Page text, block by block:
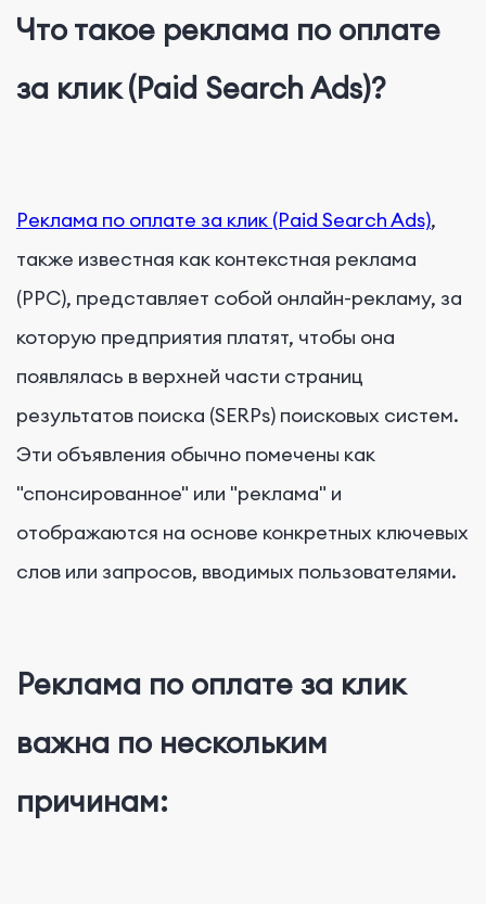
Что такое реклама по оплате
за клик (Paid Search Ads)?
Реклама по оплате за клик (Paid Search Ads),
также известная как контекстная реклама
(PPC), представляет собой онлайн-рекламу, за
которую предприятия платят, чтобы она
появлялась в верхней части страниц
результатов поиска (SERPs) поисковых систем.
Эти объявления обычно помечены как
"спонсированное" или "реклама" и
отображаются на основе конкретных ключевых
слов или запросов, вводимых пользователями.
Реклама по оплате за клик
важна по нескольким
причинам: